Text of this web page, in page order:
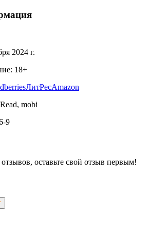
2024 г.
18+
ЛитРесAmazon
mobi
9
оставьте свой отзыв первым!